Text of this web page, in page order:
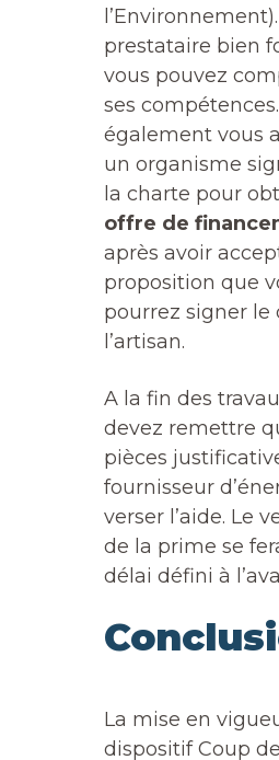
l’Environnement).
prestataire bien
vous pouvez
ses
également vous
un organisme
la charte pour
offre de
après avoir
proposition que
pourrez signer le
l’artisan.
A la fin des
devez remettre
pièces
fournisseur
verser l’aide. Le
de la prime se
délai défini à
La mise en
dispositif Coup